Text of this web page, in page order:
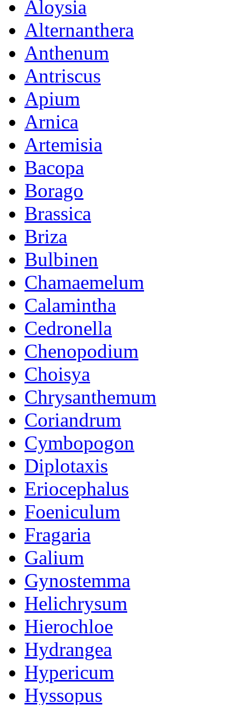
Aloysia
Alternanthera
Anthenum
Antriscus
Apium
Arnica
Artemisia
Bacopa
Borago
Brassica
Briza
Bulbinen
Chamaemelum
Calamintha
Cedronella
Chenopodium
Choisya
Chrysanthemum
Coriandrum
Cymbopogon
Diplotaxis
Eriocephalus
Foeniculum
Fragaria
Galium
Gynostemma
Helichrysum
Hierochloe
Hydrangea
Hypericum
Hyssopus